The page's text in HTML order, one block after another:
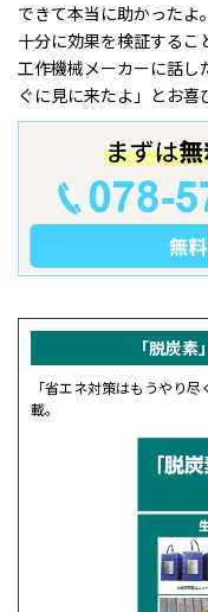
できて本当に助かったよ
十分に効果を検証する
工作機械メーカーに話し
ぐに見に来たよ」とお喜
「脱炭
「省エネ対策はもうやり
載。